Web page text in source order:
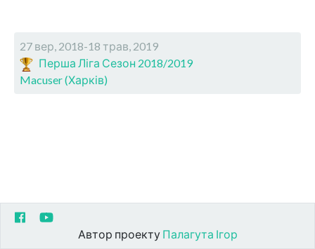
27 вер, 2018-18 трав, 2019
Перша Ліга Сезон 2018/2019
Macuser (Харків)
Автор проекту Палагута Ігор